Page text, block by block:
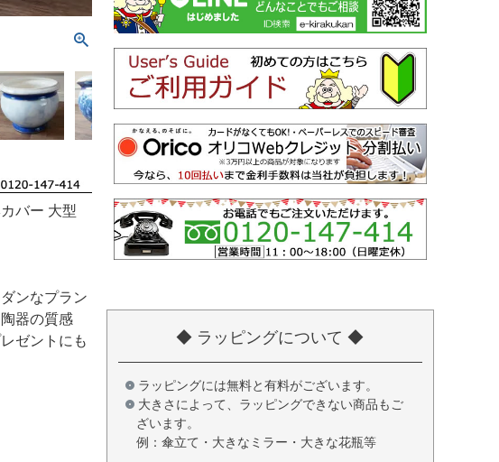
バー 大型
ンなプラン
器の質感
ゼントにも
◆ ラッピングについて ◆
ラッピングには無料と有料がございます。
大きさによって、ラッピングできない商品もご
ざいます。
例：傘立て・大きなミラー・大きな花瓶等